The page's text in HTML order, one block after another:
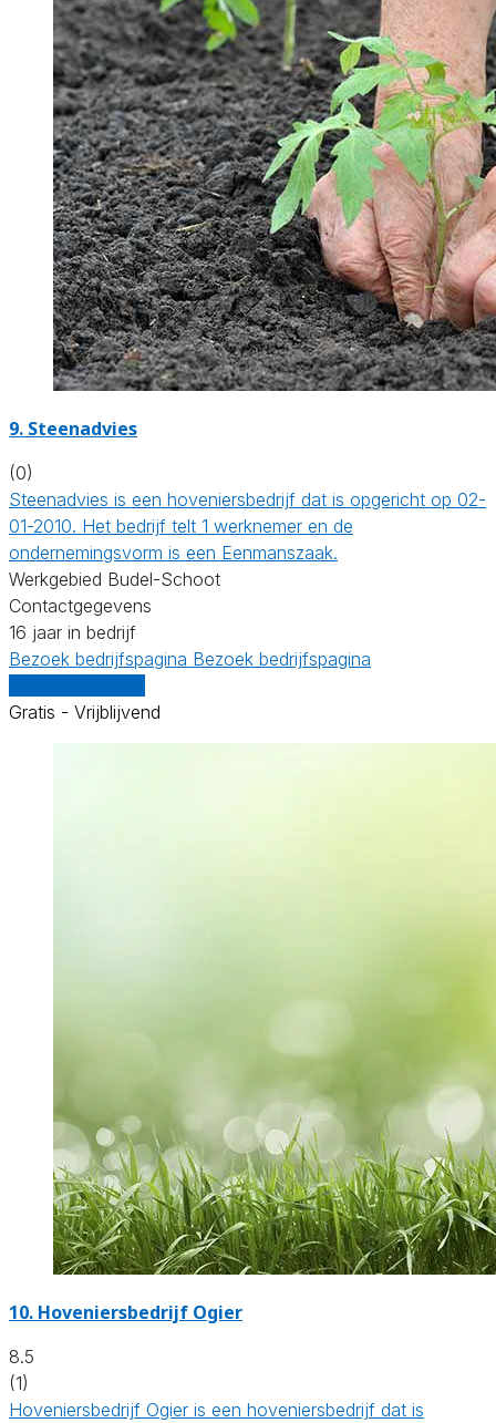
9. Steenadvies
(0)
Steenadvies is een hoveniersbedrijf dat is opgericht op 02-
01-2010. Het bedrijf telt 1 werknemer en de
ondernemingsvorm is een Eenmanszaak.
Werkgebied Budel-Schoot
Contactgegevens
16 jaar in bedrijf
Bezoek bedrijfspagina Bezoek bedrijfspagina
Gratis - Vrijblijvend
10. Hoveniersbedrijf Ogier
8.5
(1)
Hoveniersbedrijf Ogier is een hoveniersbedrijf dat is